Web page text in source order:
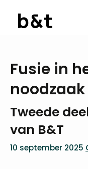
Fusie in
Tweede
van B&T
10 september 2025